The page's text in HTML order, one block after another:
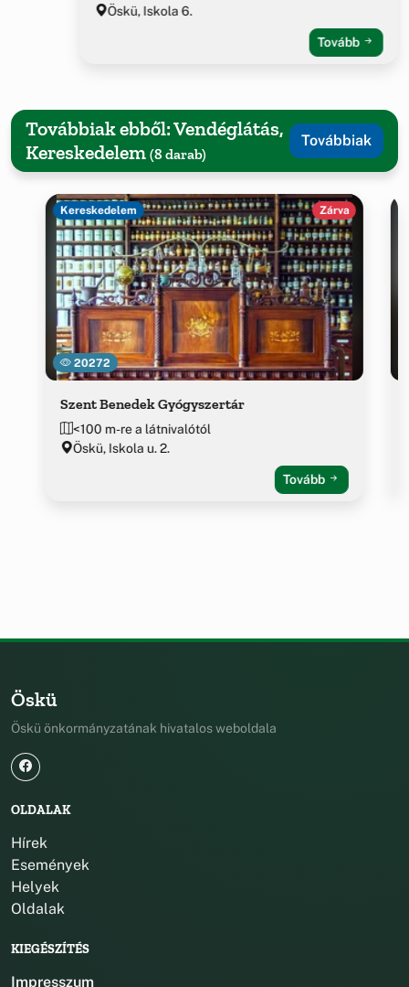
Öskü, Iskola 6.
Tovább
Továbbiak ebből: Vendéglátás,
Kereskedelem (8 darab)
Továbbiak
20272
Kereskedelem Zárva
Szent Benedek Gyógyszertár
<100 m-re a látnivalótól
Öskü, Iskola u. 2.
Tovább
Öskü
Öskü önkormányzatának hivatalos weboldala
OLDALAK
Hírek
Események
Helyek
Oldalak
KIEGÉSZÍTÉS
Impresszum